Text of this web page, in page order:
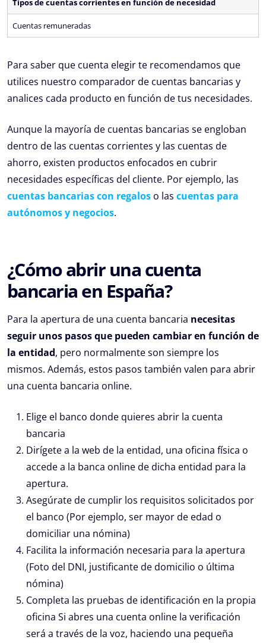
Tipos de cuentas corrientes en función de necesidad
Cuentas remuneradas
Para saber que cuenta elegir te recomendamos que
utilices nuestro comparador de cuentas bancarias y
analices cada producto en función de tus necesidades.
Aunque la mayoría de cuentas bancarias se engloban
dentro de las cuentas corrientes y las cuentas de
ahorro, existen productos enfocados en cubrir
necesidades específicas del cliente. Por ejemplo, las
cuentas bancarias con regalos o las cuentas para
autónomos y negocios.
¿Cómo abrir una cuenta
bancaria en España?
Para la apertura de una cuenta bancaria necesitas
seguir unos pasos que pueden cambiar en función de
la entidad, pero normalmente son siempre los
mismos. Además, estos pasos también valen para abrir
una cuenta bancaria online.
Elige el banco donde quieres abrir la cuenta
bancaria
Dirígete a la web de la entidad, una oficina física o
accede a la banca online de dicha entidad para la
apertura.
Asegúrate de cumplir los requisitos solicitados por
el banco (Por ejemplo, ser mayor de edad o
domiciliar una nómina)
Facilita la información necesaria para la apertura
(Foto del DNI, justificante de domicilio o última
nómina)
Completa las pruebas de identificación en la propia
oficina Si abres una cuenta online la verificación
será a través de la voz, haciendo una pequeña